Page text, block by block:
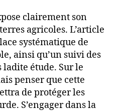
clairement son
agricoles. L’article
systématique de
ainsi qu’un suivi des
ladite étude. Sur le
penser que cette
de protéger les
S’engager dans la